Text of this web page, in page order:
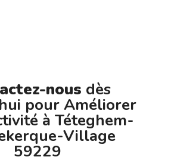
nous dès
pour Améliorer
à Téteghem-
Village
59229